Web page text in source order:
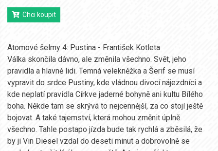
Chci koupit
Atomové šelmy 4: Pustina - František Kotleta
Válka skončila dávno, ale změnila všechno. Svět, jeho
pravidla a hlavně lidi. Temná velekněžka a Šerif se musí
vypravit do srdce Pustiny, kde vládnou divocí nájezdníci a
kde neplatí pravidla Církve jaderné bohyně ani kultu Bílého
boha. Někde tam se skrývá to nejcennější, za co stojí ještě
bojovat. A také tajemství, která mohou změnit úplně
všechno. Tahle postapo jízda bude tak rychlá a zběsilá, že
by ji Vin Diesel vzdal do deseti minut a dobrovolně se